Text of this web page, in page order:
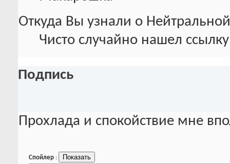
Откуда Вы узнали о
Чисто случайно нашел
Подпись
Прохлада и спокойствие мне
Спойлер :